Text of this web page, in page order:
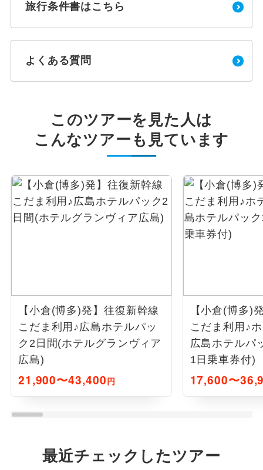
旅行条件書はこちら
よくある質問
このツアーを見た人は
こんなツアーも見ています
【小倉(博多)発】往復新幹線
こだま利用♪広島ホテルパッ
ク2日間(ホテルグランヴィア
広島)
21,900〜43,400円
【小倉(博多)
こだま利用♪
広島ホテルパ
1日乗車券付)
17,600〜
最近チェックしたツアー